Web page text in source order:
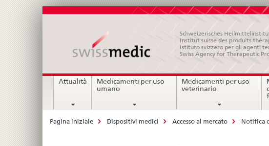
Schweizerisches
Institut suisse des produits
Istituto svizzero per gli agenti
Swiss Agency for Therapeutic
Navigation
Attualità
Medicamenti per uso
umano
Medicamenti per uso
veterinario
Breadcrumb
Pagina iniziale Dispositivi medici Accesso al mercato Notifica